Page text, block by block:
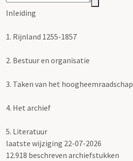
Inleiding
1. Rijnland 1255-1857
2. Bestuur en organisatie
3. Taken van het hoogheemraadschap
4. Het archief
5. Literatuur
laatste wijziging 22-07-2026
12.918 beschreven archiefstukken